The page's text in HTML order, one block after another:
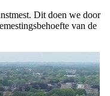
Dit doen we door
van de